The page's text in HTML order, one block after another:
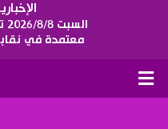
السبت 2026/8/8
معتمدة في